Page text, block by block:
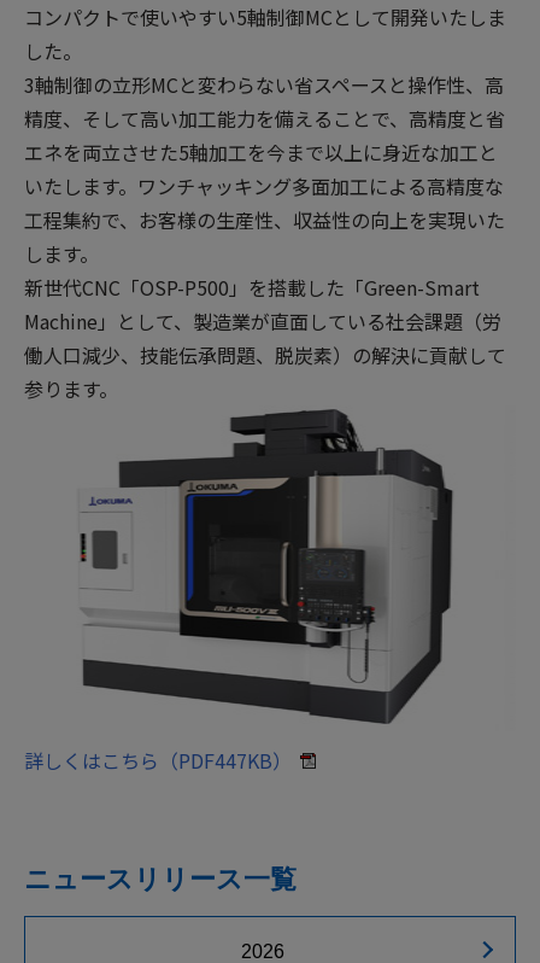
コンパクトで使いやすい5軸制御MCとして開発いたしま
した。
3軸制御の立形MCと変わらない省スペースと操作性、高
精度、そして高い加工能力を備えることで、高精度と省
エネを両立させた5軸加工を今まで以上に身近な加工と
いたします。ワンチャッキング多面加工による高精度な
工程集約で、お客様の生産性、収益性の向上を実現いた
します。
新世代CNC「OSP-P500」を搭載した「Green-Smart
Machine」として、製造業が直面している社会課題（労
働人口減少、技能伝承問題、脱炭素）の解決に貢献して
参ります。
詳しくはこちら（PDF447KB）
ニュースリリース一覧
2026